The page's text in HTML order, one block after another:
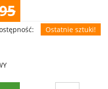
Ostatnie sztuki!